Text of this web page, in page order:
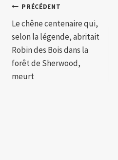
Navigation
de
l’article
PRÉCÉDENT
Le chêne centenaire qui,
selon la légende, abritait
Robin des Bois dans la
forêt de Sherwood,
meurt